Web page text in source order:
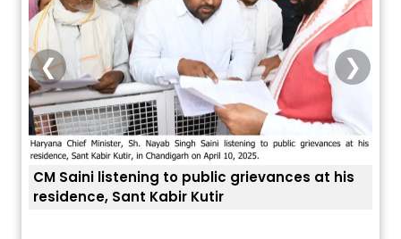
CM Saini listening to public grievances at his
residence, Sant Kabir Kutir
❮ ❯